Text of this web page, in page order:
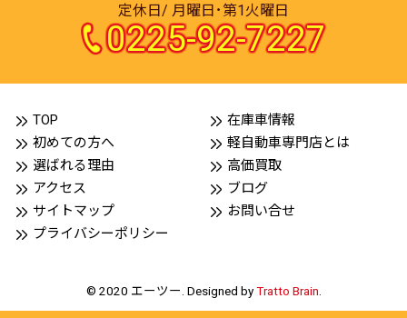
定休日/ 月曜日･第1火曜日
0225-92-7227
TOP
在庫車情報
初めての方へ
軽自動車専門店とは
選ばれる理由
高価買取
アクセス
ブログ
サイトマップ
お問い合せ
プライバシーポリシー
© 2020 エーツー. Designed byTratto Brain